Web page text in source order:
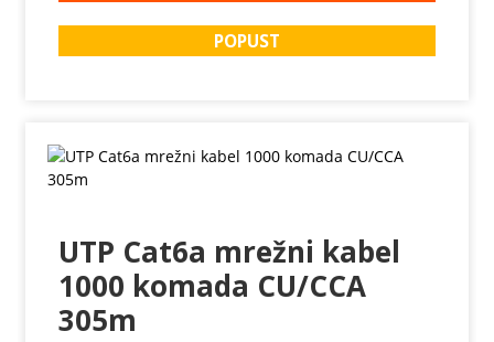
POPUST
UTP Cat6a mrežni kabel
1000 komada CU/CCA
305m